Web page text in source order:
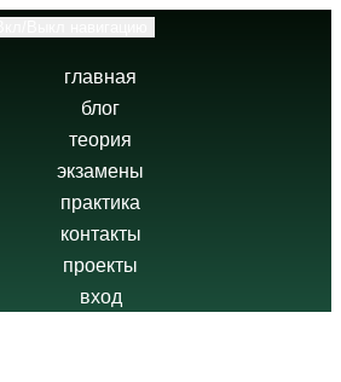
главная
блог
теория
экзамены
практика
контакты
проекты
вход